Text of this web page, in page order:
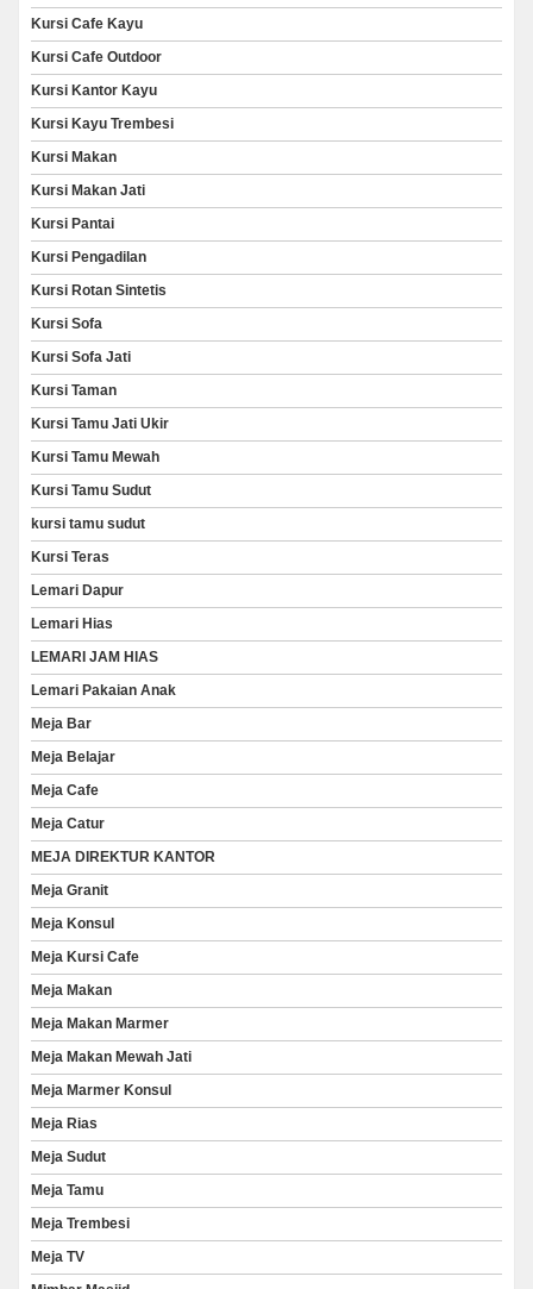
Kursi Cafe Kayu
Kursi Cafe Outdoor
Kursi Kantor Kayu
Kursi Kayu Trembesi
Kursi Makan
Kursi Makan Jati
Kursi Pantai
Kursi Pengadilan
Kursi Rotan Sintetis
Kursi Sofa
Kursi Sofa Jati
Kursi Taman
Kursi Tamu Jati Ukir
Kursi Tamu Mewah
Kursi Tamu Sudut
kursi tamu sudut
Kursi Teras
Lemari Dapur
Lemari Hias
LEMARI JAM HIAS
Lemari Pakaian Anak
Meja Bar
Meja Belajar
Meja Cafe
Meja Catur
MEJA DIREKTUR KANTOR
Meja Granit
Meja Konsul
Meja Kursi Cafe
Meja Makan
Meja Makan Marmer
Meja Makan Mewah Jati
Meja Marmer Konsul
Meja Rias
Meja Sudut
Meja Tamu
Meja Trembesi
Meja TV